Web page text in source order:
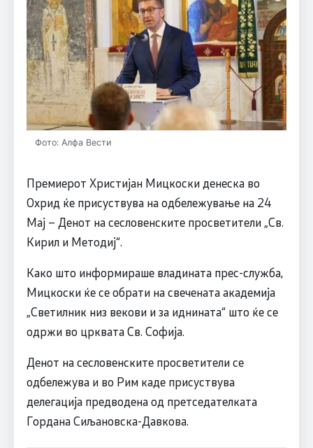
Фото: Алфа Вести
Премиерот Христијан Мицкоски денеска во
Охрид ќе присуствува на одбележување на 24
Мај – Денот на сесловенските просветители „Св.
Кирил и Методиј“.
Како што информираше владината прес-служба,
Мицкоски ќе се обрати на свечената академија
„Светилник низ векови и за иднината“ што ќе се
одржи во црквата Св. Софија.
Денот на сесловенските просветители се
одбележува и во Рим каде присуствува
делегација предводена од претседателката
Гордана Сиљановска-Давкова.